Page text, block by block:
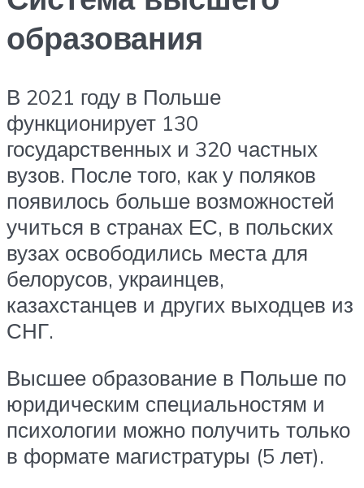
образования
В 2021 году в Польше
функционирует 130
государственных и 320 частных
вузов. После того, как у поляков
появилось больше возможностей
учиться в странах ЕС, в польских
вузах освободились места для
белорусов, украинцев,
казахстанцев и других выходцев из
СНГ.
Высшее образование в Польше по
юридическим специальностям и
психологии можно получить только
в формате магистратуры (5 лет).